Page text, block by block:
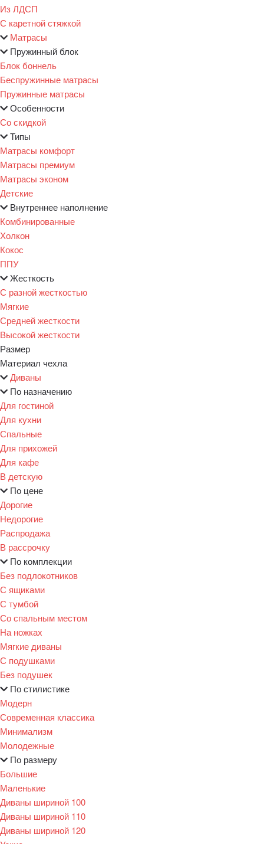
Из ЛДСП
С каретной стяжкой
Матрасы
Пружинный блок
Блок боннель
Беспружинные матрасы
Пружинные матрасы
Особенности
Со скидкой
Типы
Матрасы комфорт
Матрасы премиум
Матрасы эконом
Детские
Внутреннее наполнение
Комбинированные
Холкон
Кокос
ППУ
Жесткость
С разной жесткостью
Мягкие
Средней жесткости
Высокой жесткости
Размер
Материал чехла
Диваны
По назначению
Для гостиной
Для кухни
Спальные
Для прихожей
Для кафе
В детскую
По цене
Дорогие
Недорогие
Распродажа
В рассрочку
По комплекции
Без подлокотников
С ящиками
С тумбой
Со спальным местом
На ножках
Мягкие диваны
С подушками
Без подушек
По стилистике
Модерн
Современная классика
Минимализм
Молодежные
По размеру
Большие
Маленькие
Диваны шириной 100
Диваны шириной 110
Диваны шириной 120